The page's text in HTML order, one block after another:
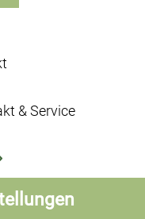
& Service